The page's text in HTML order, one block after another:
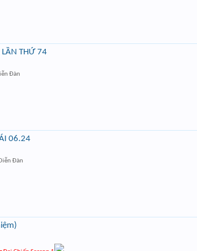
LẦN THỨ 74
Đàn
06.24
Đàn